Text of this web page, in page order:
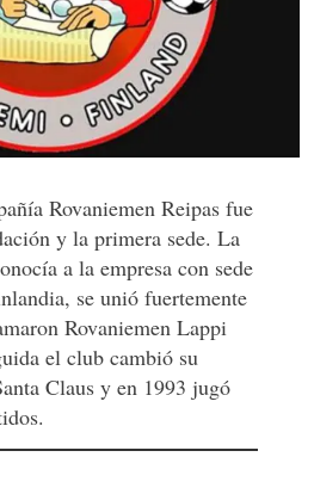
Rovaniemen Reipas fue
y la primera sede. La
a la empresa con sede
se unió fuertemente
Rovaniemen Lappi
el club cambió su
Claus y en 1993 jugó